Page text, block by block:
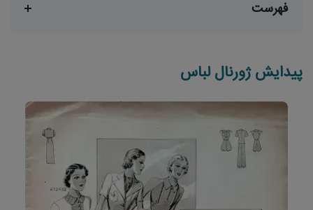
فهرست
پیدایش ژورنال لباس